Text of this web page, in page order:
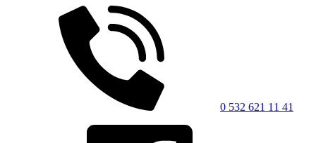
0 532 621 11 41